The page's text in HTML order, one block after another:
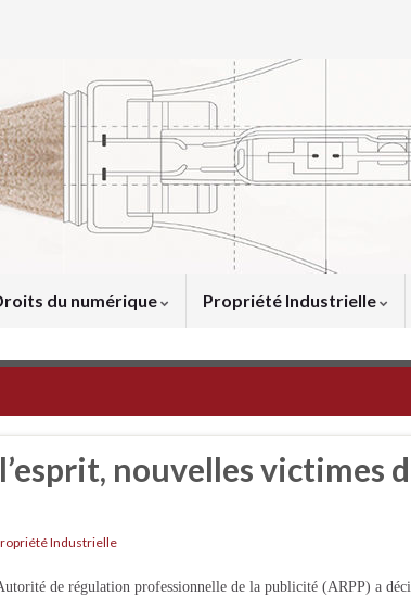
du numérique Propriété Industrielle
nouvelles victimes
Industrielle
de régulation professionnelle de la publicité (ARPP) a